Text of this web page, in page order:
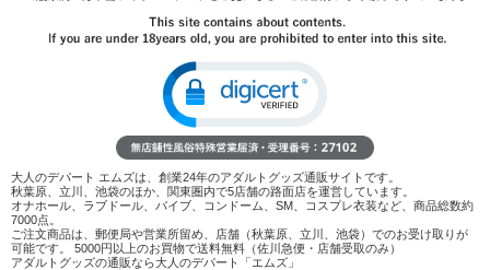
商品へのお問い合わせ
販売終了
ココがポイント
✓ 大ぶりのギミックが優しく当たる、ソフトな包み込みの
非貫通型オナホール
大人のデパート エムズは、創業24年のアダルトグッズ通販サイトです。
秋葉原、立川、池袋のほか、関東圏内で5店舗の路面店を運営しています。
オナホール、ラブドール、バイブ、コンドーム、SM、コスプレ衣装など、商品総数約
7000点。
ご注文商品は、郵便局や営業所留め、店舗（秋葉原、立川、池袋）でのお受け取りが
可能です。 5000円以上のお買物で送料無料（佐川急便・店舗受取のみ）
アダルトグッズの通販なら大人のデパート「エムズ」